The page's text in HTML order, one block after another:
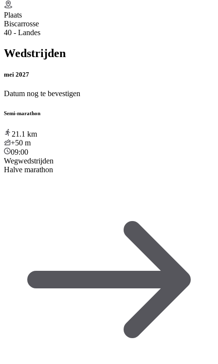
Plaats
Biscarrosse
40 - Landes
Wedstrijden
mei 2027
Datum nog te bevestigen
Semi-marathon
21.1 km
+50 m
09:00
Wegwedstrijden
Halve marathon